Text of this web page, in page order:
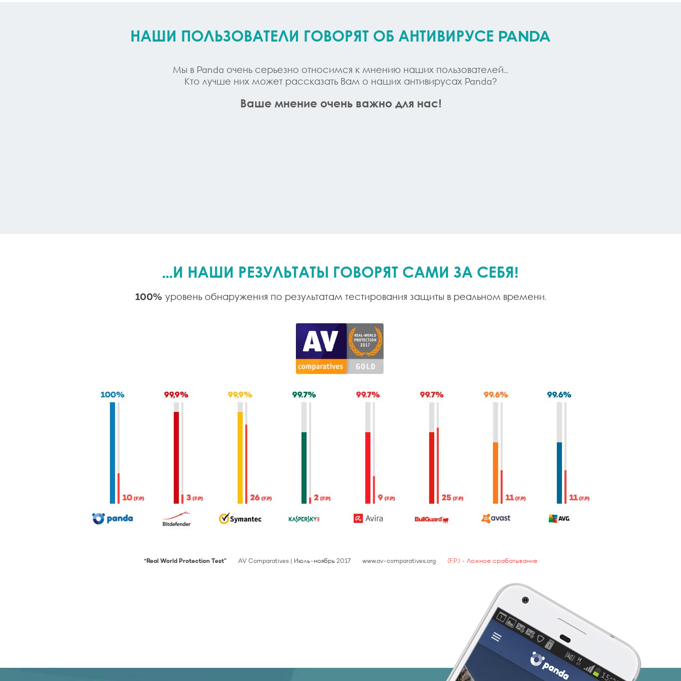
НАШИ ПОЛЬЗОВАТЕЛИ ГОВОРЯТ ОБ АНТИВИРУСЕ PANDA
Мы в Panda очень серьезно относимся к мнению наших пользователей...
Кто лучше них может рассказать Вам о наших антивирусах Panda?
Ваше мнение очень важно для нас!
...И НАШИ РЕЗУЛЬТАТЫ ГОВОРЯТ САМИ ЗА СЕБЯ!
100% уровень обнаружения по результатам тестирования защиты в реальном времени.
“Real World Protection Test” AV Comparatives | Июль-ноябрь 2017 www.av-comparatives.org (F.P.) - Ложное срабатывание